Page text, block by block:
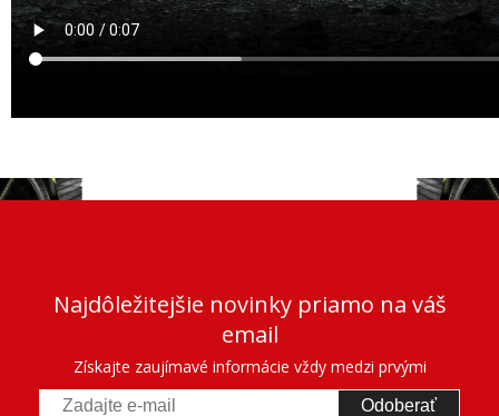
Najdôležitejšie novinky priamo na váš
email
Získajte zaujímavé informácie vždy medzi prvými
Odoberať